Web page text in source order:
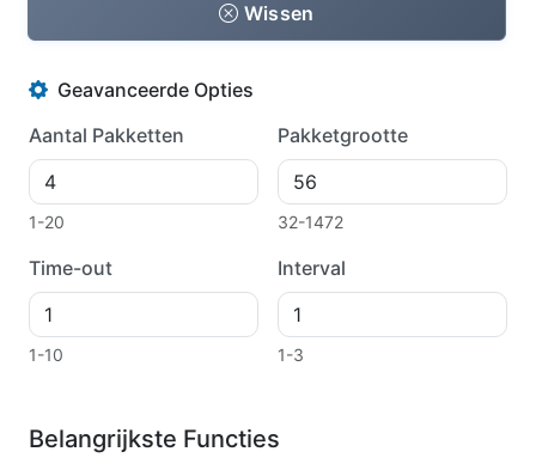
Wissen
Geavanceerde Opties
Aantal Pakketten
1-20
Pakketgrootte
32-1472
Time-out
1-10
Interval
1-3
Belangrijkste Functies